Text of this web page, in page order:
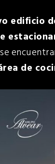
edificio
de